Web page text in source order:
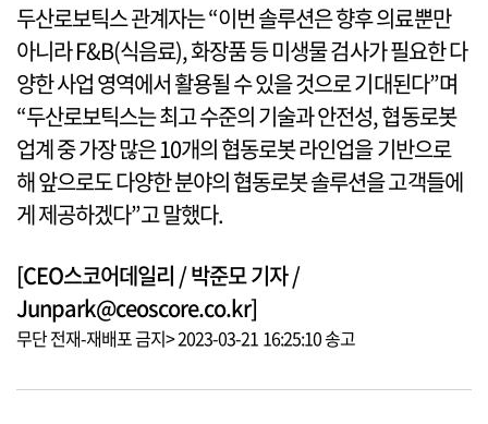
두산로보틱스 관계자는 “이번 솔루션은 향후 의료뿐만
아니라 F&B(식음료), 화장품 등 미생물 검사가 필요한 다
양한 사업 영역에서 활용될 수 있을 것으로 기대된다”며
“두산로보틱스는 최고 수준의 기술과 안전성, 협동로봇
업계 중 가장 많은 10개의 협동로봇 라인업을 기반으로
해 앞으로도 다양한 분야의 협동로봇 솔루션을 고객들에
게 제공하겠다”고 말했다.
[CEO스코어데일리 / 박준모 기자 /
Junpark@ceoscore.co.kr]
무단 전재-재배포 금지> 2023-03-21 16:25:10 송고